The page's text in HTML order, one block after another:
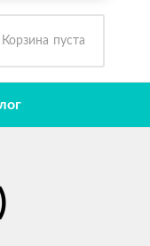
Корзина пуста